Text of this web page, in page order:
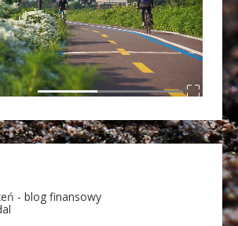
- blog finansowy